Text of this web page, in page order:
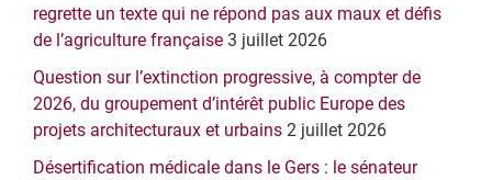
regrette un texte qui ne répond pas aux maux et défis
de l’agriculture française 3 juillet 2026
Question sur l’extinction progressive, à compter de
2026, du groupement d’intérêt public Europe des
projets architecturaux et urbains 2 juillet 2026
Désertification médicale dans le Gers : le sénateur